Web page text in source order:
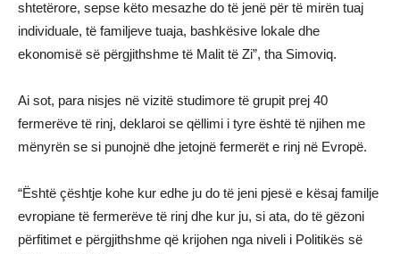
shtetërore, sepse këto mesazhe do të jenë për të mirën tuaj
individuale, të familjeve tuaja, bashkësive lokale dhe
ekonomisë së përgjithshme të Malit të Zi”, tha Simoviq.
Ai sot, para nisjes në vizitë studimore të grupit prej 40
fermerëve të rinj, deklaroi se qëllimi i tyre është të njihen me
mënyrën se si punojnë dhe jetojnë fermerët e rinj në Evropë.
“Është çështje kohe kur edhe ju do të jeni pjesë e kësaj familje
evropiane të fermerëve të rinj dhe kur ju, si ata, do të gëzoni
përfitimet e përgjithshme që krijohen nga niveli i Politikës së